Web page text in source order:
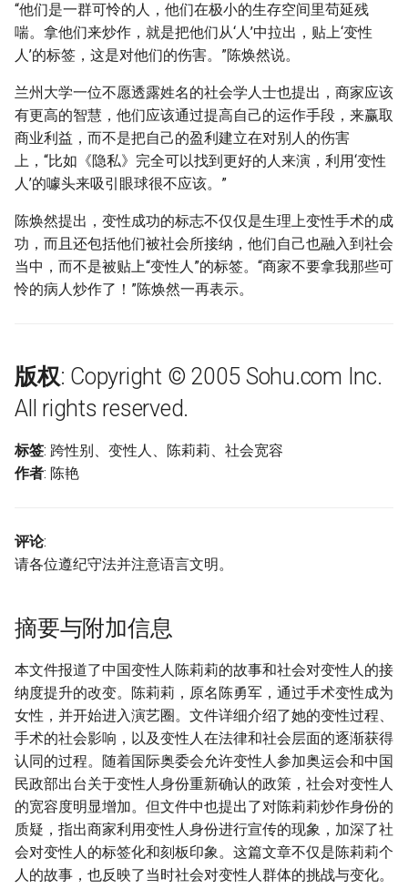
“他们是一群可怜的人，他们在极小的生存空间里苟延残
喘。拿他们来炒作，就是把他们从‘人’中拉出，贴上‘变性
人’的标签，这是对他们的伤害。”陈焕然说。
兰州大学一位不愿透露姓名的社会学人士也提出，商家应该
有更高的智慧，他们应该通过提高自己的运作手段，来赢取
商业利益，而不是把自己的盈利建立在对别人的伤害
上，“比如《隐私》完全可以找到更好的人来演，利用‘变性
人’的噱头来吸引眼球很不应该。”
陈焕然提出，变性成功的标志不仅仅是生理上变性手术的成
功，而且还包括他们被社会所接纳，他们自己也融入到社会
当中，而不是被贴上“变性人”的标签。“商家不要拿我那些可
怜的病人炒作了！”陈焕然一再表示。
版权: Copyright © 2005 Sohu.com Inc.
All rights reserved.
标签: 跨性别、变性人、陈莉莉、社会宽容
作者: 陈艳
评论:
请各位遵纪守法并注意语言文明。
摘要与附加信息
本文件报道了中国变性人陈莉莉的故事和社会对变性人的接
纳度提升的改变。陈莉莉，原名陈勇军，通过手术变性成为
女性，并开始进入演艺圈。文件详细介绍了她的变性过程、
手术的社会影响，以及变性人在法律和社会层面的逐渐获得
认同的过程。随着国际奥委会允许变性人参加奥运会和中国
民政部出台关于变性人身份重新确认的政策，社会对变性人
的宽容度明显增加。但文件中也提出了对陈莉莉炒作身份的
质疑，指出商家利用变性人身份进行宣传的现象，加深了社
会对变性人的标签化和刻板印象。这篇文章不仅是陈莉莉个
人的故事，也反映了当时社会对变性人群体的挑战与变化。